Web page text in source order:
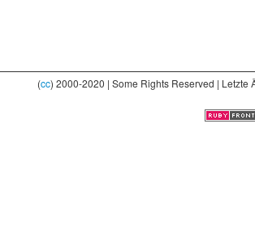
(cc) 2000-2020 | Some Rights Reserved |